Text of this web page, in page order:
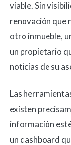
viable. Sin
renovación que
otro inmueble,
un propietario
noticias de su
Las
existen
información
un dashboard